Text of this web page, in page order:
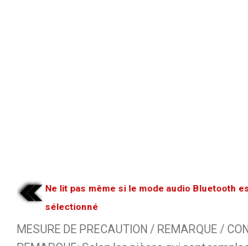
Ne lit pas même si le mode audio Bluetooth
sélectionné
MESURE DE PRECAUTION / REMARQUE /